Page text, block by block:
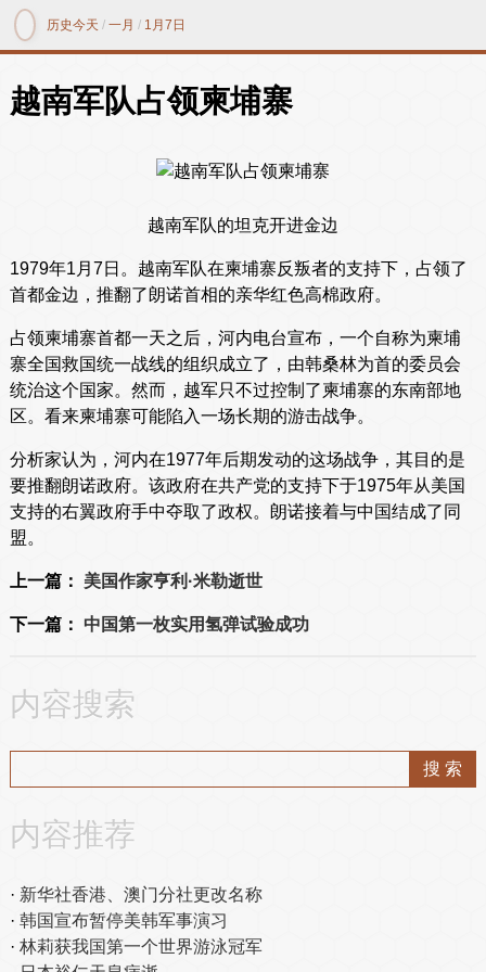
历史今天 /一月 / 1月7日
越南军队占领柬埔寨
越南军队的坦克开进金边
1979年1月7日。越南军队在柬埔寨反叛者的支持下，占领了
首都金边，推翻了朗诺首相的亲华红色高棉政府。
占领柬埔寨首都一天之后，河内电台宣布，一个自称为柬埔
寨全国救国统一战线的组织成立了，由韩桑林为首的委员会
统治这个国家。然而，越军只不过控制了柬埔寨的东南部地
区。看来柬埔寨可能陷入一场长期的游击战争。
分析家认为，河内在1977年后期发动的这场战争，其目的是
要推翻朗诺政府。该政府在共产党的支持下于1975年从美国
支持的右翼政府手中夺取了政权。朗诺接着与中国结成了同
盟。
上一篇： 美国作家亨利·米勒逝世
下一篇： 中国第一枚实用氢弹试验成功
内容搜索
内容推荐
新华社香港、澳门分社更改名称
韩国宣布暂停美韩军事演习
林莉获我国第一个世界游泳冠军